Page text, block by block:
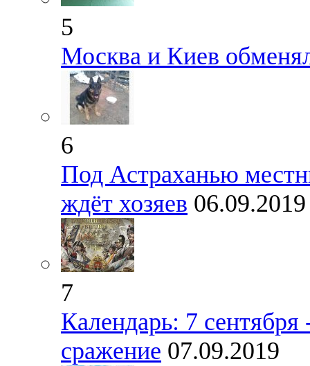
5
Москва и Киев
6
Под Астраханью
ждёт хозяев 06.09.2019
7
Календарь: 7
сражение 07.09.2019